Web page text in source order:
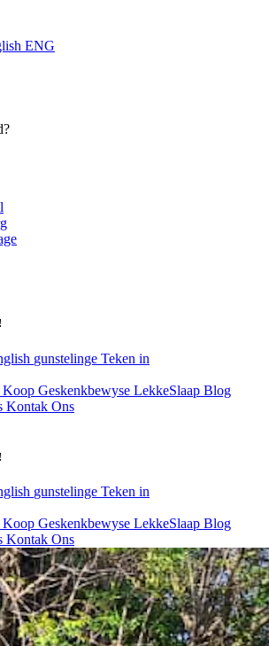
ENG
gunstelinge Teken in
Koop Geskenkbewyse LekkeSlaap Blog
Kontak Ons
gunstelinge Teken in
Koop Geskenkbewyse LekkeSlaap Blog
Kontak Ons